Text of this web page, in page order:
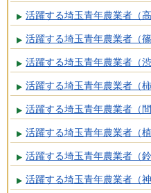
活躍する埼玉青年農業者（
活躍する埼玉青年農業者（
活躍する埼玉青年農業者（
活躍する埼玉青年農業者（
活躍する埼玉青年農業者（
活躍する埼玉青年農業者（
活躍する埼玉青年農業者（
活躍する埼玉青年農業者（